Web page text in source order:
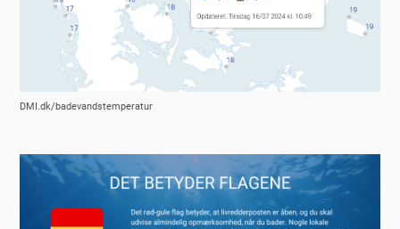
DMI.dk/badevandstemperatur